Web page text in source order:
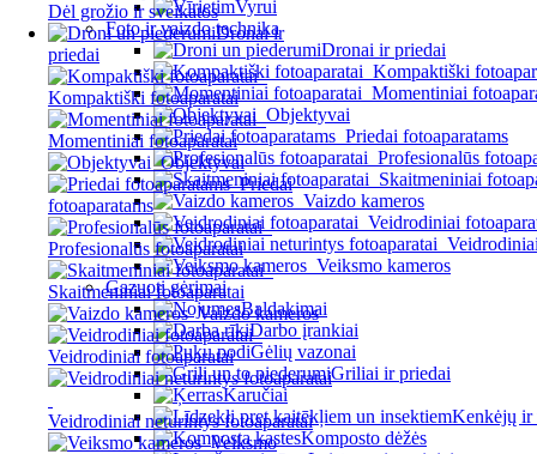
Dėl grožio ir sveikatos
Dronai ir
priedai
Kompaktiški fotoaparatai
Momentiniai fotoaparatai
Objektyvai
Priedai
fotoaparatams
Profesionalūs fotoaparatai
Skaitmeniniai fotoaparatai
Vaizdo kameros
Veidrodiniai fotoaparatai
Veidrodiniai neturintys fotoaparatai
Veiksmo
Vyrui
Foto ir vaizdo technika
Dronai ir priedai
Kompaktiški
Momentiniai
Objektyvai
Priedai fotoaparatams
Profesionalūs
Skaitmeniniai
Vaizdo kameros
Veidrodiniai
Veiksmo kameros
Gazuoti gėrimai
Baldakimai
Darbo įrankiai
Gėlių vazonai
Griliai ir priedai
Karučiai
Kenkėjų ir
Komposto dėžės